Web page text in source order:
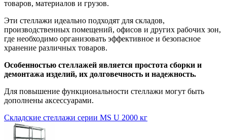
товаров, материалов и грузов.
Эти стеллажи идеально подходят для складов,
производственных помещений, офисов и других рабочих зон,
где необходимо организовать эффективное и безопасное
хранение различных товаров.
Особенностью стеллажей является простота сборки и
демонтажа изделий, их долговечность и надежность.
Для повышение функциональности стеллажи могут быть
дополнены аксессуарами.
Складские стеллажи серии MS U 2000 кг